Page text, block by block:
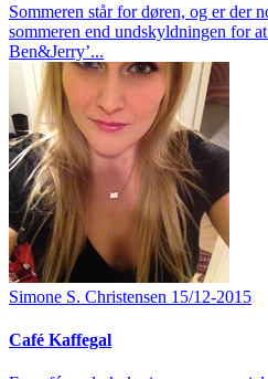
Sommeren står for døren, og er der
sommeren end undskyldningen for
Ben&Jerry’...
Simone S. Christensen 15/12-2015
Café Kaffegal